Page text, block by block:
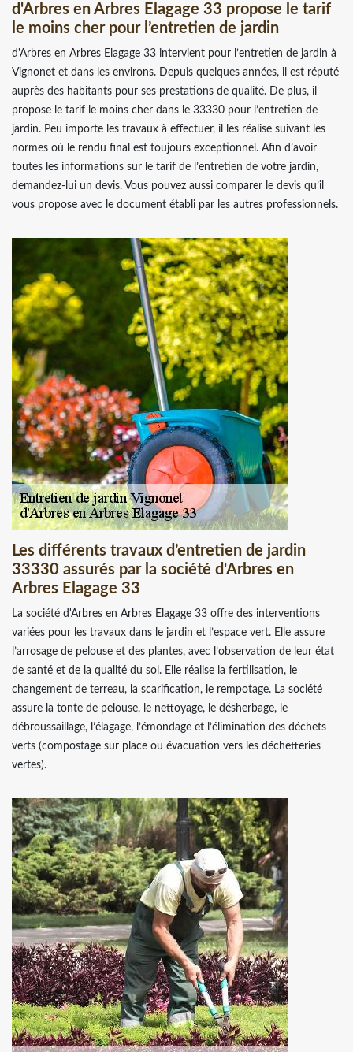
d'Arbres en Arbres Elagage 33 propose le tarif
le moins cher pour l’entretien de jardin
d'Arbres en Arbres Elagage 33 intervient pour l’entretien de jardin à
Vignonet et dans les environs. Depuis quelques années, il est réputé
auprès des habitants pour ses prestations de qualité. De plus, il
propose le tarif le moins cher dans le 33330 pour l’entretien de
jardin. Peu importe les travaux à effectuer, il les réalise suivant les
normes où le rendu final est toujours exceptionnel. Afin d’avoir
toutes les informations sur le tarif de l’entretien de votre jardin,
demandez-lui un devis. Vous pouvez aussi comparer le devis qu’il
vous propose avec le document établi par les autres professionnels.
Les différents travaux d’entretien de jardin
33330 assurés par la société d'Arbres en
Arbres Elagage 33
La société d'Arbres en Arbres Elagage 33 offre des interventions
variées pour les travaux dans le jardin et l’espace vert. Elle assure
l’arrosage de pelouse et des plantes, avec l’observation de leur état
de santé et de la qualité du sol. Elle réalise la fertilisation, le
changement de terreau, la scarification, le rempotage. La société
assure la tonte de pelouse, le nettoyage, le désherbage, le
débroussaillage, l’élagage, l’émondage et l’élimination des déchets
verts (compostage sur place ou évacuation vers les déchetteries
vertes).